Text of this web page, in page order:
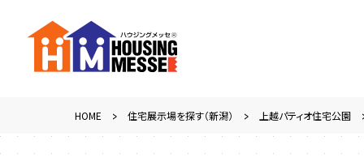
HOME 住宅展示場を探す（新潟） 上越パティオ住宅公園